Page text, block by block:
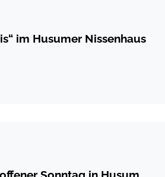
im Husumer Nissenhaus